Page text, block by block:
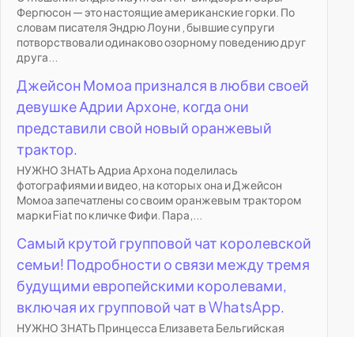
Фергюсон — это настоящие американские горки. По
словам писателя Эндрю Лоуни , бывшие супруги
потворствовали одинаково озорному поведению друг
друга...
Джейсон Момоа признался в любви своей
девушке Адрии Архоне, когда они
представили свой новый оранжевый
трактор.
НУЖНО ЗНАТЬ Адриа Архона поделилась
фотографиями и видео, на которых она и Джейсон
Момоа запечатлены со своим оранжевым трактором
марки Fiat по кличке Фифи. Пара,...
Самый крутой групповой чат королевской
семьи! Подробности о связи между тремя
будущими европейскими королевами,
включая их групповой чат в WhatsApp.
НУЖНО ЗНАТЬ Принцесса Елизавета Бельгийская